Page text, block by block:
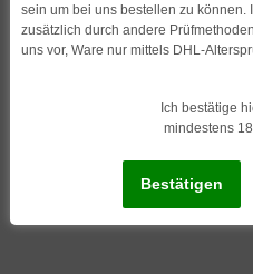
sein um bei uns bestellen zu können.
zusätzlich durch andere
uns vor, Ware nur mittels DHL-
Ich bestätige
mindestens